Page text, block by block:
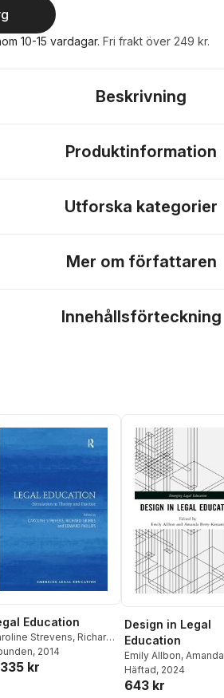
10-15 vardagar. Fri frakt över 249 kr.
Beskrivning
Produktinformation
Utforska kategorier
Mer om författaren
Innehållsförteckning
Education
Strevens, Richard
,Edward Phillips
, 2014
kr
Design in Legal
Education
Emily Allbon, Amanda
Perry-Kessaris
Häftad, 2024
643 kr